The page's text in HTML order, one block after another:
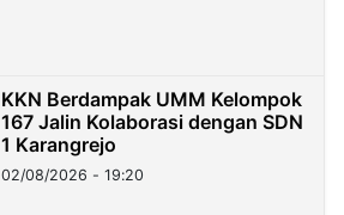
KKN Berdampak UMM Kelompok
167 Jalin Kolaborasi dengan SDN
1 Karangrejo
02/08/2026 - 19:20